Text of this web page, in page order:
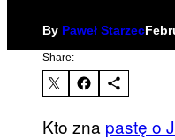
By Paweł Starzec
Share:
Kto zna pastę o